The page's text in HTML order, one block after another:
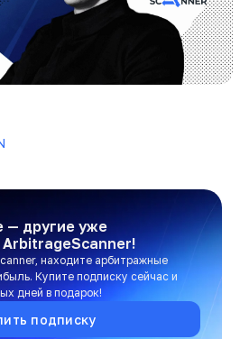
— другие уже
ArbitrageScanner!
находите арбитражные
Купите подписку сейчас и
дней в подарок!
подписку